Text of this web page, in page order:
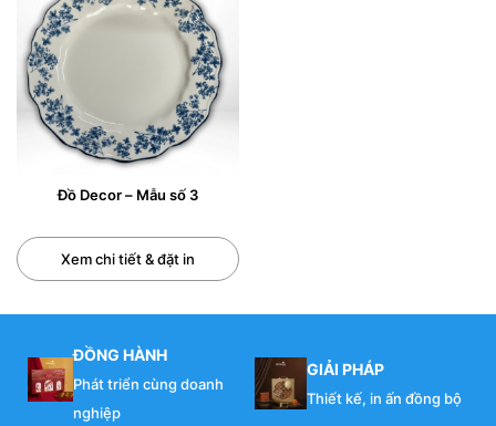
Đồ Decor – Mẫu số 3
Xem chi tiết & đặt in
ĐỒNG HÀNH
Phát triển cùng doanh
nghiệp
GIẢI PHÁP
Thiết kế, in ấn đồng bộ